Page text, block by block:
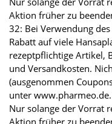
Aktion früher zu
32: Bei Verwendung
Rabatt auf viele
rezeptpflichtige Artikel,
und Versandkosten.
(ausgenommen
unter
Nur solange der Vorrat